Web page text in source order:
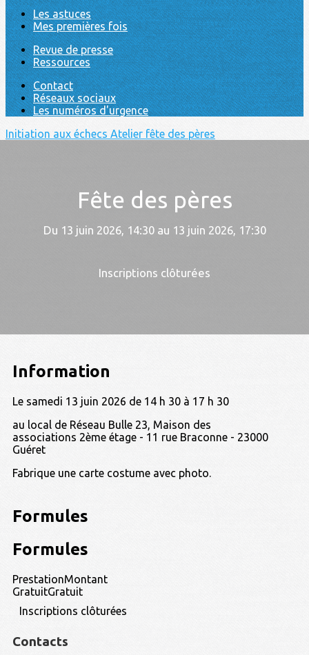
Les astuces
Mes premières fois
Revue de presse
Ressources
Contact
Réseaux sociaux
Les numéros d'urgence
Initiation aux échecs Atelier fête des pères
Fête des pères
Du 13 juin 2026, 14:30 au 13 juin 2026, 17:30
Inscriptions clôturées
Information
Le samedi 13 juin 2026 de 14 h 30 à 17 h 30
au local de Réseau Bulle 23, Maison des
associations 2ème étage - 11 rue Braconne - 23000
Guéret
Fabrique une carte costume avec photo.
Formules
Formules
PrestationMontant
GratuitGratuit
Inscriptions clôturées
Contacts